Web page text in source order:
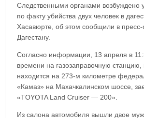
Следственными органами возбуждено
по факту убийства двух человек в
Хасавюрте, об этом сообщили в
Дагестану.
Согласно информации, 13 апреля в
времени на газозаправочную станцию,
находится на 273-м километре
«Камаз» на Махачкалинском шоссе,
«TOYOTA Land Cruiser — 200».
Из салона автомобиля вышли двое